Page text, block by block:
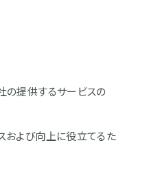
の提供するサービスの
および向上に役立てるた